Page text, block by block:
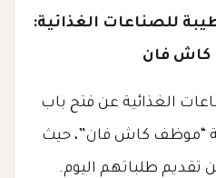
للصناعات الغذائية:
فان
الغذائية عن فتح باب
“موظف كاش فان”، حيث
تقديم طلباتهم اليوم.